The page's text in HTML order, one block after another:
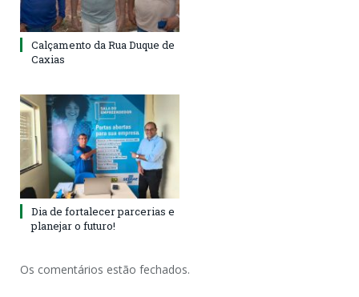
Calçamento da Rua Duque de
Caxias
Dia de fortalecer parcerias e
planejar o futuro!
Os comentários estão fechados.